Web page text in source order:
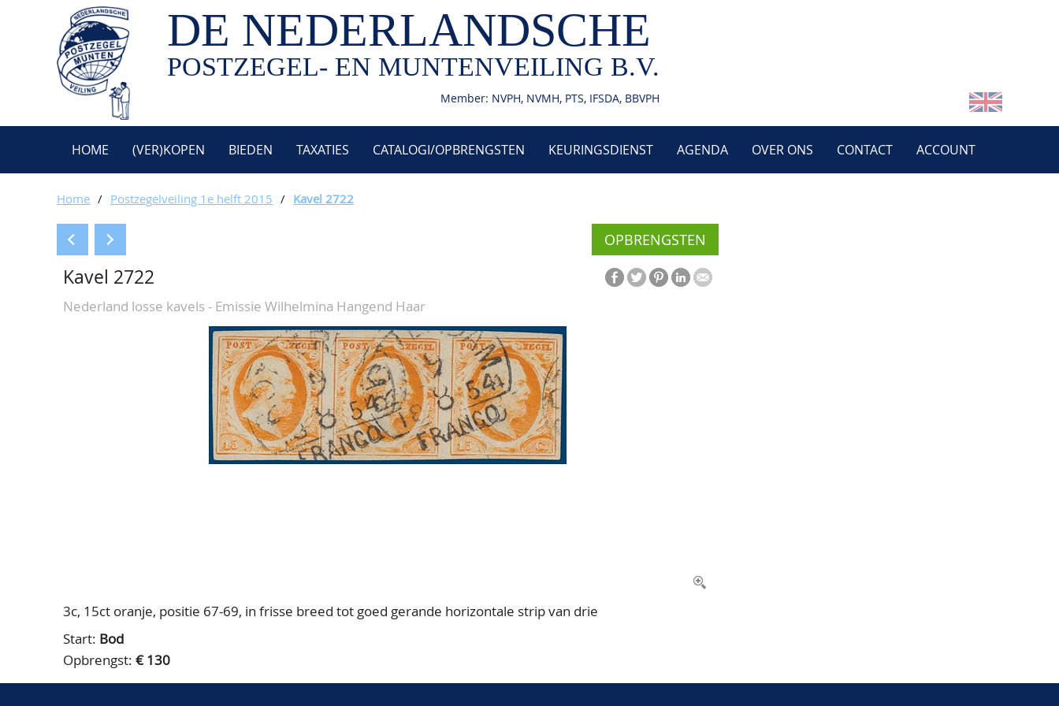
DE NEDERLANDSCHE
POSTZEGEL- EN MUNTENVEILING B.V.
Member: NVPH, NVMH, PTS, IFSDA, BBVPH
HOME (VER)KOPEN BIEDEN TAXATIES CATALOGI/OPBRENGSTEN KEURINGSDIENST AGENDA OVER ONS CONTACT ACCOUNT
Home / Postzegelveiling 1e helft 2015 / Kavel 2722
OPBRENGSTEN
Kavel 2722
Nederland losse kavels - Emissie Wilhelmina Hangend Haar
3c, 15ct oranje, positie 67-69, in frisse breed tot goed gerande horizontale strip van drie
Start: Bod
Opbrengst: € 130